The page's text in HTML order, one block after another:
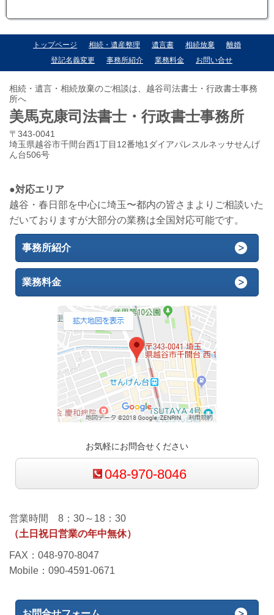
トップページ 相続・遺産整理 遺言書 相続放棄
離婚
登記名義変更
事務所紹介 業務料金 お問い合せ
相続・遺言・相続放棄のご相談は、越谷司法書士・行政書士事務
所へ
美馬克康司法書士・行政書士事務所
〒343-0041
埼玉県越谷市千間台西1丁目12番地1ダイアパレスルネッサせんげ
ん台506号
●対応エリア
越谷・春日部を中心に埼玉〜都内の皆さまよりご相談いた
だいておりますが大部分の業務は全国対応可能です。
事務所紹介
業務料金
お気軽にお問合せください
048-970-8046
営業時間 8：30～18：30
（土日祝日営業の年中無休）
FAX：048-970-8047
Mobile：090-4591-0671